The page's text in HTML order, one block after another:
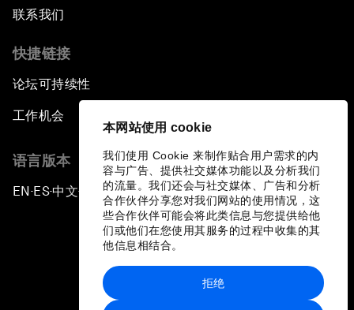
本网站使用 cookie
我们使用 Cookie 来制作贴合用户需求的内
容与广告、提供社交媒体功能以及分析我们
的流量。我们还会与社交媒体、广告和分析
合作伙伴分享您对我们网站的使用情况，这
些合作伙伴可能会将此类信息与您提供给他
们或他们在您使用其服务的过程中收集的其
他信息相结合。
拒绝
联系我们
快捷链接
论坛可持续性
工作机会
语言版本
EN ▪ES▪中文▪ 日本語